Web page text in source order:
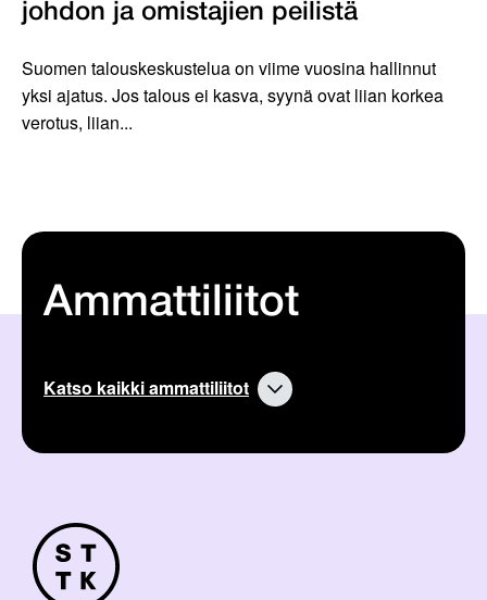
johdon ja omistajien peilistä
Suomen talouskeskustelua on viime vuosina hallinnut
yksi ajatus. Jos talous ei kasva, syynä ovat liian korkea
verotus, liian...
Ammattiliitot
Katso kaikki ammattiliitot